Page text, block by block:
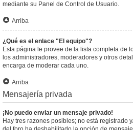
mediante su Panel de Control de Usuario.
Arriba
¿Qué es el enlace "El equipo"?
Esta página le provee de la lista completa de
los administradores, moderadores y otros
encarga de moderar cada uno.
Arriba
Mensajería privada
¡No puedo enviar un mensaje privado!
Hay tres razones posibles; no está registrado